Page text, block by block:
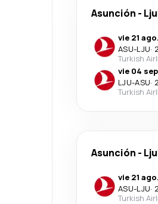
Asunción -
vie 21 ago.
ASU-LJU·
Turkish
vie 04
LJU-ASU·
Turkish
Asunción -
vie 21 ago.
ASU-LJU·
Turkish